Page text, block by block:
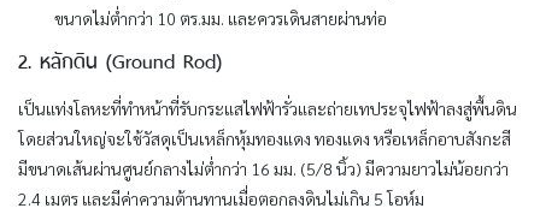
ขนาดไม่ต่ำกว่า 10 ตร.มม. และควรเดินสายผ่านท่อ
2. หลักดิน (Ground Rod)
เป็นแท่งโลหะที่ทำหน้าที่รับกระแสไฟฟ้ารั่วและถ่ายเทประจุไฟฟ้าลงสู่พื้นดิน
โดยส่วนใหญ่จะใช้วัสดุเป็นเหล็กหุ้มทองแดง ทองแดง หรือเหล็กอาบสังกะสี
มีขนาดเส้นผ่านศูนย์กลางไม่ต่ำกว่า 16 มม. (5/8 นิ้ว) มีความยาวไม่น้อยกว่า
2.4 เมตร และมีค่าความต้านทานเมื่อตอกลงดินไม่เกิน 5 โอห์ม